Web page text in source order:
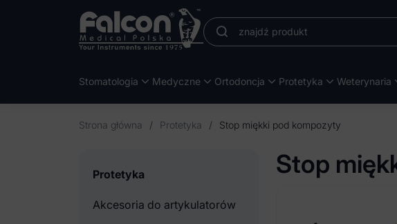
Stomatologia Medyczne Ortodoncja Protetyka Weterynaria
Strona główna / Protetyka / Stop miękki pod kompozyty
Protetyka
Akcesoria do artykulatorów
Stop